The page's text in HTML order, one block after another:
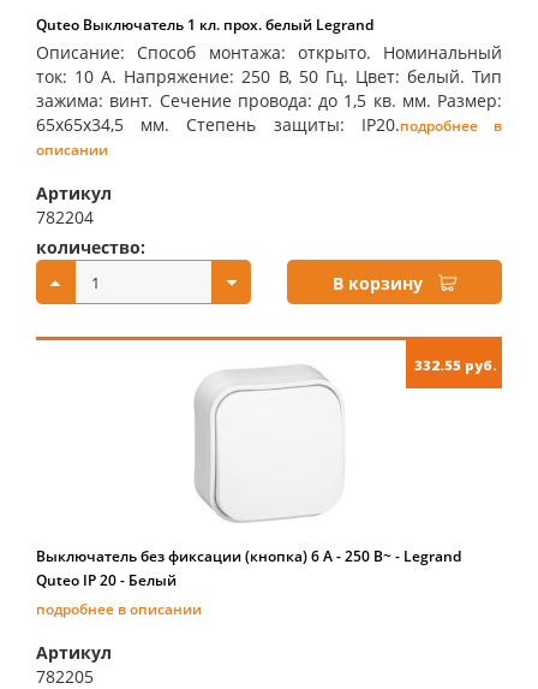
Quteo Выключатель 1 кл. прох. белый Legrand
Описание: Способ монтажа: открыто. Номинальный
ток: 10 А. Напряжение: 250 В, 50 Гц. Цвет: белый. Тип
зажима: винт. Сечение провода: до 1,5 кв. мм. Размер:
65х65х34,5 мм. Степень защиты: IP20.подробнее в
описании
Артикул
782204
количество:
В корзину
332.55 руб.
Выключатель без фиксации (кнопка) 6 A - 250 В~ - Legrand
Quteo IP 20 - Белый
подробнее в описании
Артикул
782205